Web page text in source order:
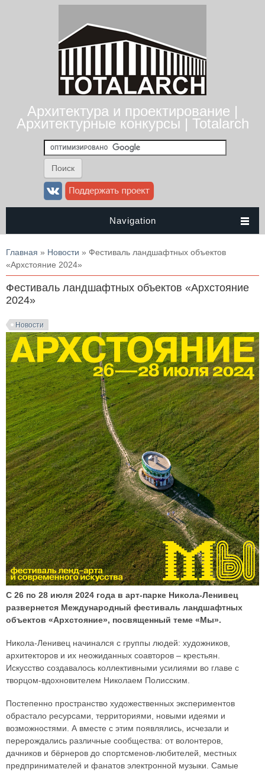
Архитектура и проектирование |
Архитектурные конкурсы | Totalarch
Navigation
Вы здесь
Главная » Новости » Фестиваль ландшафтных объектов
«Архстояние 2024»
Фестиваль ландшафтных объектов «Архстояние
2024»
Новости
С 26 по 28 июля 2024 года в арт-парке Никола-Ленивец
развернется Международный фестиваль ландшафтных
объектов «Архстояние», посвященный теме «Мы».
Никола-Ленивец начинался с группы людей: художников,
архитекторов и их неожиданных соавторов – крестьян.
Искусство создавалось коллективными усилиями во главе с
творцом-вдохновителем Николаем Полисским.
Постепенно пространство художественных экспериментов
обрастало ресурсами, территориями, новыми идеями и
возможностями. А вместе с этим появлялись, исчезали и
перерождались различные сообщества: от волонтеров,
дачников и бёрнеров до спортсменов-любителей, местных
предпринимателей и фанатов электронной музыки. Самые